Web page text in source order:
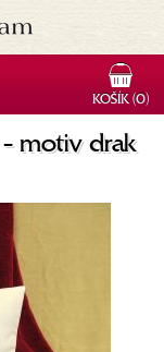
- motiv drak
KOŠÍK(0)